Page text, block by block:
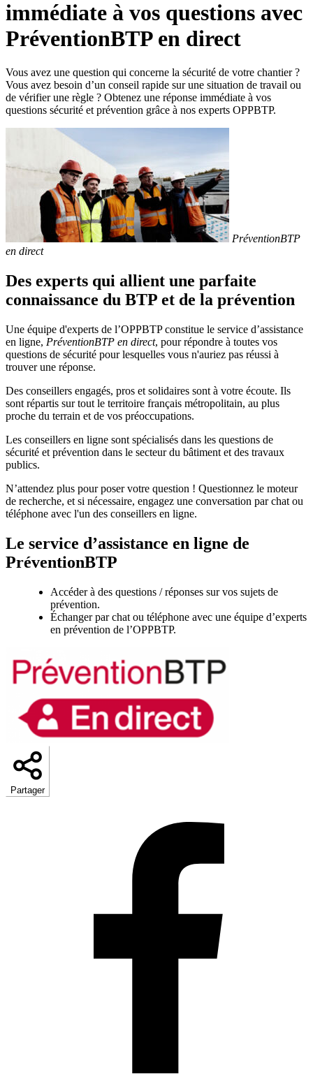
immédiate à vos questions avec
PréventionBTP en direct
Vous avez une question qui concerne la sécurité de votre chantier ?
Vous avez besoin d’un conseil rapide sur une situation de travail ou
de vérifier une règle ? Obtenez une réponse immédiate à vos
questions sécurité et prévention grâce à nos experts OPPBTP.
PréventionBTP
en direct
Des experts qui allient une parfaite
connaissance du BTP et de la prévention
Une équipe d'experts de l’OPPBTP constitue le service d’assistance
en ligne, PréventionBTP en direct, pour répondre à toutes vos
questions de sécurité pour lesquelles vous n'auriez pas réussi à
trouver une réponse.
Des conseillers engagés, pros et solidaires sont à votre écoute. Ils
sont répartis sur tout le territoire français métropolitain, au plus
proche du terrain et de vos préoccupations.
Les conseillers en ligne sont spécialisés dans les questions de
sécurité et prévention dans le secteur du bâtiment et des travaux
publics.
N’attendez plus pour poser votre question ! Questionnez le moteur
de recherche, et si nécessaire, engagez une conversation par chat ou
téléphone avec l'un des conseillers en ligne.
Le service d’assistance en ligne de
PréventionBTP
Accéder à des questions / réponses sur vos sujets de
prévention.
Échanger par chat ou téléphone avec une équipe d’experts
en prévention de l’OPPBTP.
Partager